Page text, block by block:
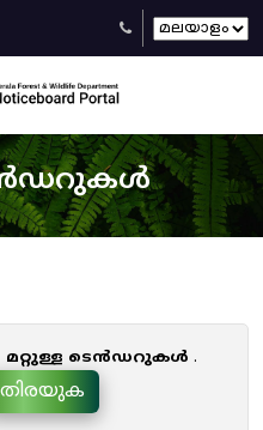
മറ്റുള്ള ടെൻഡറുകൾ .
തിരയുക